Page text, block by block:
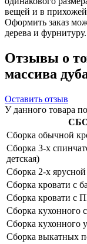
вещей и в
Оформить заказ
дерева и фурнитуру.
Отзывы о
массива
Оставить отзыв
У данного товара
Сборка обычной
Сборка 3-х
детская)
Сборка 2-х ярусной
Сборка кровати с
Сборка кровати с
Сборка кухонного
Сборка кухонного
Сборка выкатных